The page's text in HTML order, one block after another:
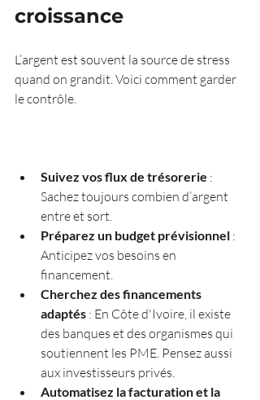
croissance
L’argent est souvent la source de stress
quand on grandit. Voici comment garder
le contrôle.
Suivez vos flux de trésorerie :
Sachez toujours combien d’argent
entre et sort.
Préparez un budget prévisionnel :
Anticipez vos besoins en
financement.
Cherchez des financements
adaptés : En Côte d'Ivoire, il existe
des banques et des organismes qui
soutiennent les PME. Pensez aussi
aux investisseurs privés.
Automatisez la facturation et la